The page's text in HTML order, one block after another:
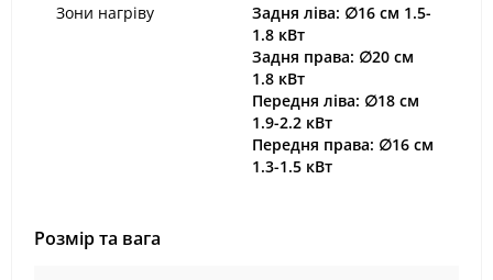
Зони нагріву
Задня ліва: ∅16 см 1.5-
1.8 кВт
Задня права: ∅20 см
1.8 кВт
Передня ліва: ∅18 см
1.9-2.2 кВт
Передня права: ∅16 см
1.3-1.5 кВт
Розмір та вага